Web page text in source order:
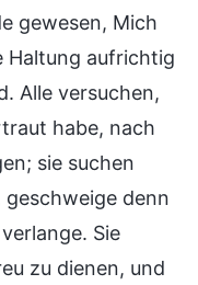
gewesen, Mich
Haltung aufrichtig
Alle versuchen,
habe, nach
sie suchen
denn
Sie
zu dienen, und